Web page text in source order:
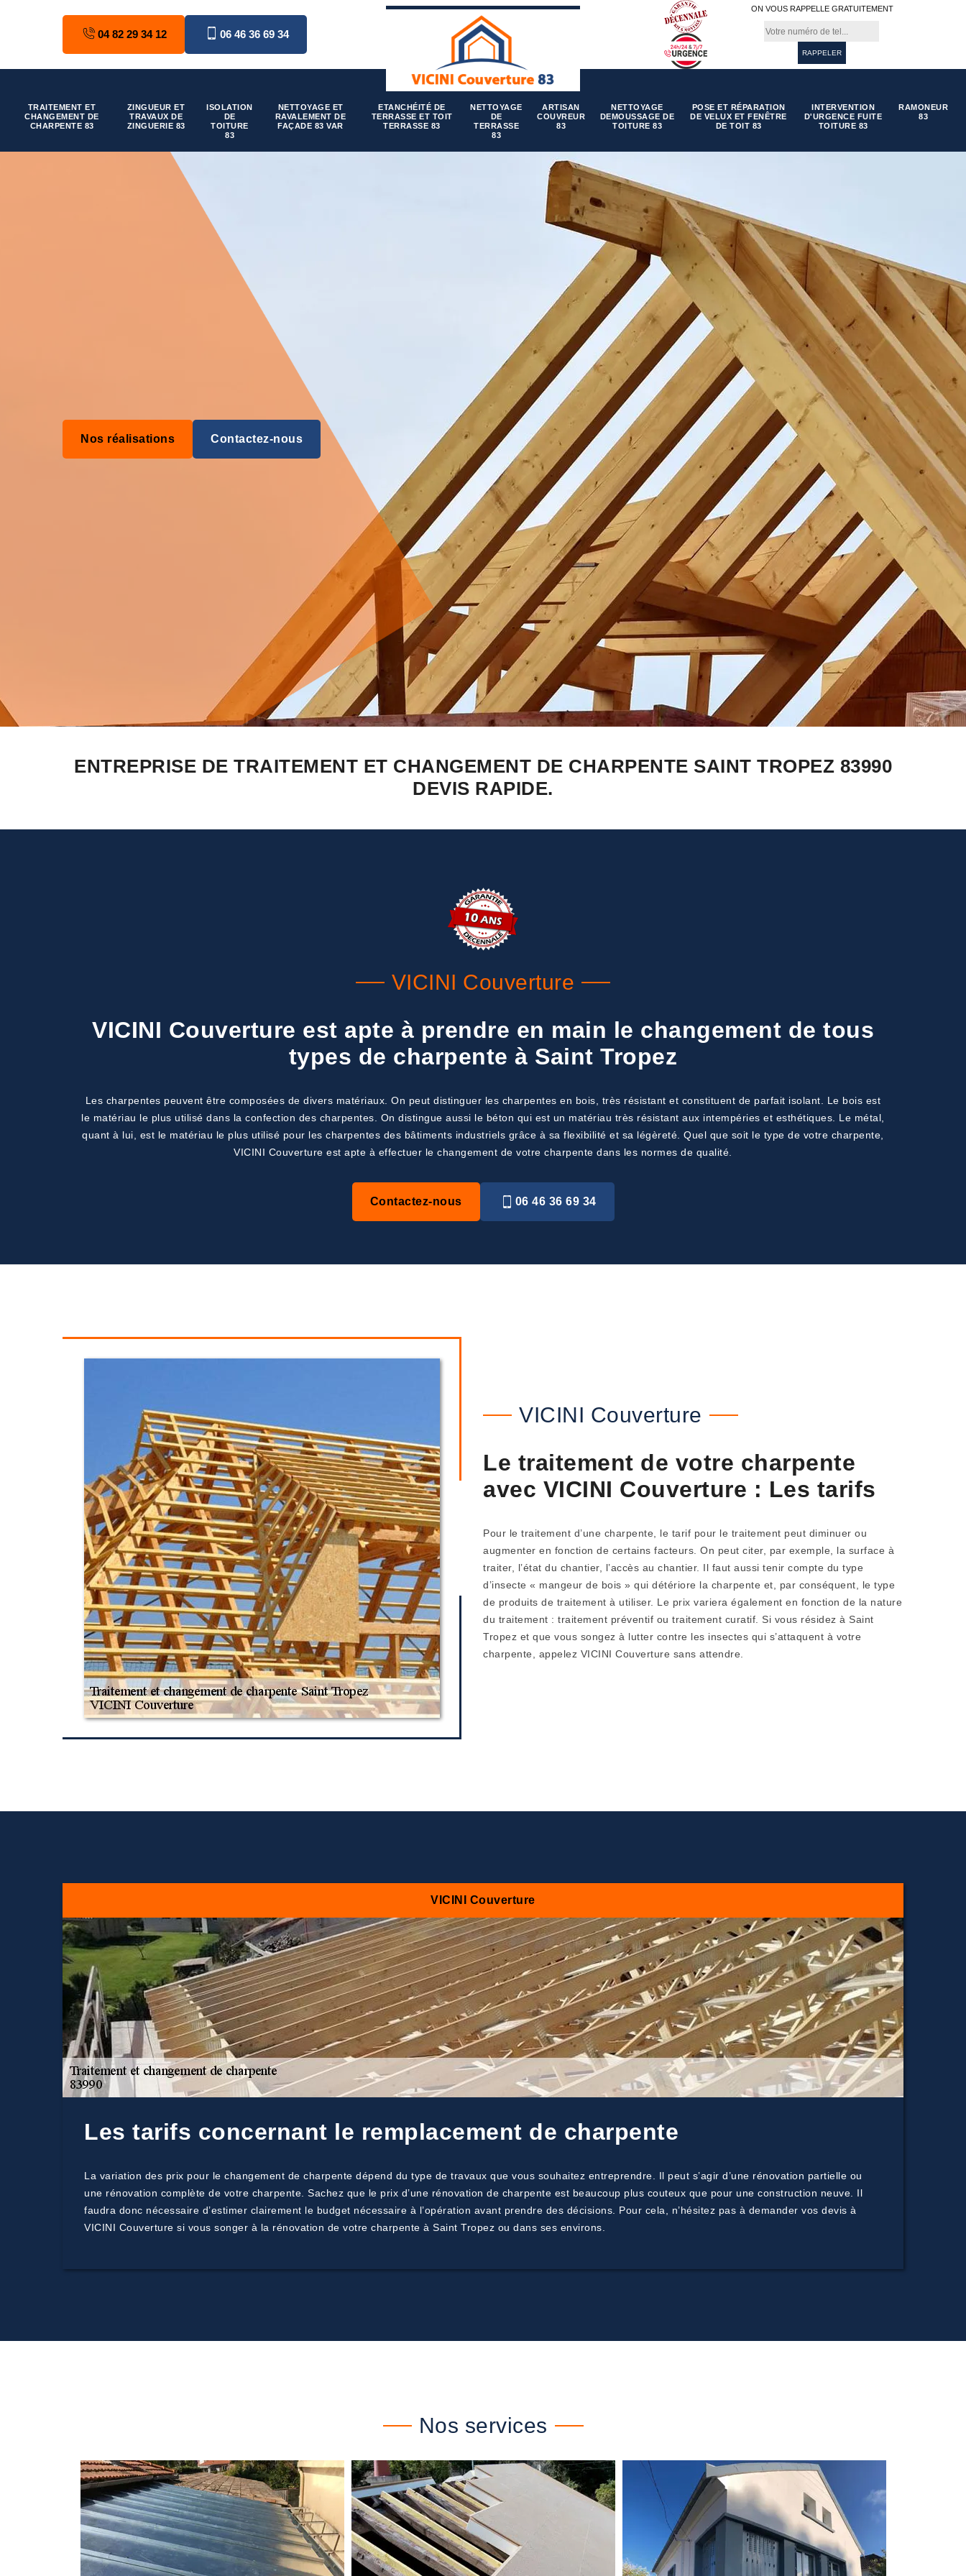
04 82 29 34 12 06 46 36 69 34
ON VOUS RAPPELLE GRATUITEMENT
TRAITEMENT ET
CHANGEMENT DE
CHARPENTE 83
ZINGUEUR ET
TRAVAUX DE
ZINGUERIE 83
ISOLATION
DE
TOITURE
83
NETTOYAGE ET
RAVALEMENT DE
FAÇADE 83 VAR
ETANCHÉITÉ DE
TERRASSE ET TOIT
TERRASSE 83
NETTOYAGE
DE
TERRASSE
83
ARTISAN
COUVREUR
83
NETTOYAGE
DEMOUSSAGE DE
TOITURE 83
POSE ET RÉPARATION
DE VELUX ET FENÊTRE
DE TOIT 83
INTERVENTION
D'URGENCE FUITE
TOITURE 83
RAMONEUR
83
Nos réalisations Contactez-nous
ENTREPRISE DE TRAITEMENT ET CHANGEMENT DE CHARPENTE SAINT TROPEZ 83990
DEVIS RAPIDE.
VICINI Couverture
VICINI Couverture est apte à prendre en main le changement de tous
types de charpente à Saint Tropez
Les charpentes peuvent être composées de divers matériaux. On peut distinguer les charpentes en bois, très résistant et constituent de parfait isolant. Le bois est
le matériau le plus utilisé dans la confection des charpentes. On distingue aussi le béton qui est un matériau très résistant aux intempéries et esthétiques. Le métal,
quant à lui, est le matériau le plus utilisé pour les charpentes des bâtiments industriels grâce à sa flexibilité et sa légèreté. Quel que soit le type de votre charpente,
VICINI Couverture est apte à effectuer le changement de votre charpente dans les normes de qualité.
Contactez-nous 06 46 36 69 34
VICINI Couverture
Le traitement de votre charpente
avec VICINI Couverture : Les tarifs
Pour le traitement d’une charpente, le tarif pour le traitement peut diminuer ou
augmenter en fonction de certains facteurs. On peut citer, par exemple, la surface à
traiter, l’état du chantier, l’accès au chantier. Il faut aussi tenir compte du type
d’insecte « mangeur de bois » qui détériore la charpente et, par conséquent, le type
de produits de traitement à utiliser. Le prix variera également en fonction de la nature
du traitement : traitement préventif ou traitement curatif. Si vous résidez à Saint
Tropez et que vous songez à lutter contre les insectes qui s’attaquent à votre
charpente, appelez VICINI Couverture sans attendre.
VICINI Couverture
Les tarifs concernant le remplacement de charpente
La variation des prix pour le changement de charpente dépend du type de travaux que vous souhaitez entreprendre. Il peut s’agir d’une rénovation partielle ou
une rénovation complète de votre charpente. Sachez que le prix d’une rénovation de charpente est beaucoup plus couteux que pour une construction neuve. Il
faudra donc nécessaire d’estimer clairement le budget nécessaire à l’opération avant prendre des décisions. Pour cela, n’hésitez pas à demander vos devis à
VICINI Couverture si vous songer à la rénovation de votre charpente à Saint Tropez ou dans ses environs.
Nos services